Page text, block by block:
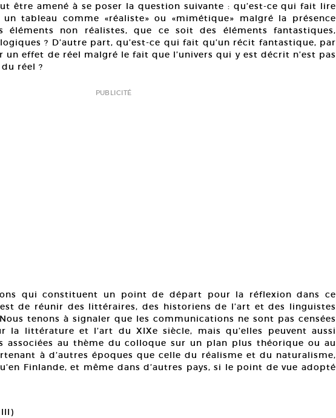
être amené à se poser la question suivante : qu’est-ce qui fait lire
tableau comme «réaliste» ou «mimétique» malgré la présence
éléments non réalistes, que ce soit des éléments fantastiques,
? D’autre part, qu’est-ce qui fait qu’un récit fantastique, par
un effet de réel malgré le fait que l’univers qui y est décrit n’est pas
réel ?
PUBLICITÉ
qui constituent un point de départ pour la réflexion dans ce
de réunir des littéraires, des historiens de l’art et des linguistes
tenons à signaler que les communications ne sont pas censées
la littérature et l’art du XIXe siècle, mais qu’elles peuvent aussi
associées au thème du colloque sur un plan plus théorique ou au
à d’autres époques que celle du réalisme et du naturalisme,
Finlande, et même dans d’autres pays, si le point de vue adopté